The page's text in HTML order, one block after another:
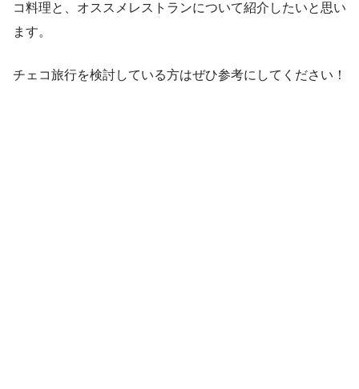
コ料理と、オススメレストランについて紹介したいと思い
ます。
チェコ旅行を検討している方はぜひ参考にしてください！